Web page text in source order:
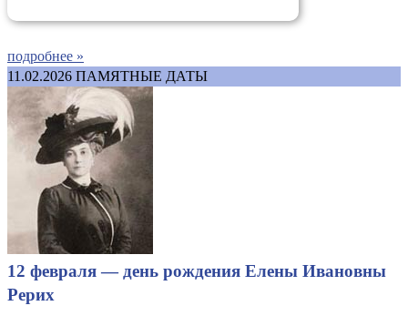
подробнее »
11.02.2026 ПАМЯТНЫЕ ДАТЫ
12 февраля — день рождения Елены Ивановны
Рерих